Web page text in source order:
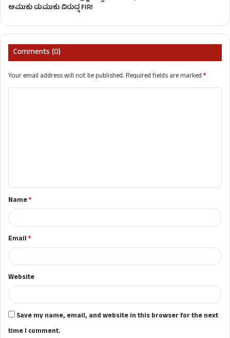
ಅಮುಕು ಡುಮುಕು ವಿರುದ್ಧ FIR!
Comments (0)
Your email address will not be published.Required fields are marked*
t
*Name*
Email*
Website
Save my name, email, and website in this browser for the next
time I comment.